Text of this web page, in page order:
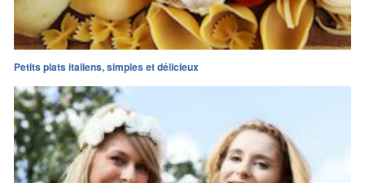
Petits plats italiens, simples et délicieux